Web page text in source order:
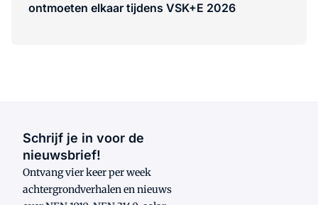
ontmoeten elkaar tijdens VSK+E 2026
Schrijf je in voor de
nieuwsbrief!
Ontvang vier keer per week
achtergrondverhalen en nieuws